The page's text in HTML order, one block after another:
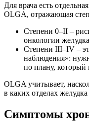
Для врача есть
OLGA, отражающая
Степени 0–II –
онкологии
Степени III–IV –
наблюдения»:
по плану, который
OLGA учитывает,
в каких отделах желудка
Симптомы